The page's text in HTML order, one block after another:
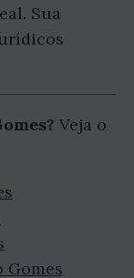
Sua
Veja o